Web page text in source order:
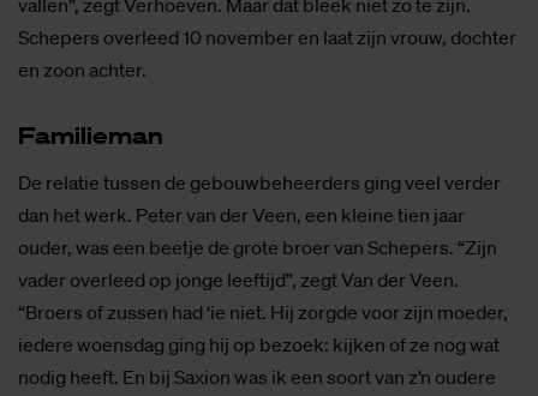
vallen”, zegt Verhoeven. Maar dat bleek niet zo te zijn.
Schepers overleed 10 november en laat zijn vrouw, dochter
en zoon achter.
Fa­mi­lie­man
De relatie tussen de gebouwbeheerders ging veel verder
dan het werk. Peter van der Veen, een kleine tien jaar
ouder, was een beetje de grote broer van Schepers. “Zijn
vader overleed op jonge leeftijd”, zegt Van der Veen.
“Broers of zussen had ‘ie niet. Hij zorgde voor zijn moeder,
iedere woensdag ging hij op bezoek: kijken of ze nog wat
nodig heeft. En bij Saxion was ik een soort van z’n oudere